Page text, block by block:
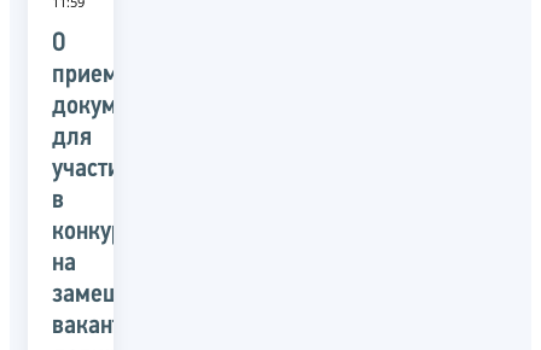
О
приеме
документов
для
участия
в
конкурсе
на
замещение
вакантных